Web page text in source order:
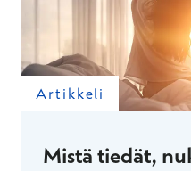
Artikkeli
Mistä tiedät,